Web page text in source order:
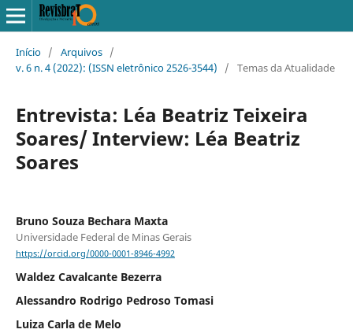
Início / Arquivos /
v. 6 n. 4 (2022): (ISSN eletrônico 2526-3544)
/ Temas da Atualidade
Entrevista: Léa Beatriz Teixeira
Soares/ Interview: Léa Beatriz
Soares
Bruno Souza Bechara Maxta
Universidade Federal de Minas Gerais
https://orcid.org/0000-0001-8946-4992
Waldez Cavalcante Bezerra
Alessandro Rodrigo Pedroso Tomasi
Luiza Carla de Melo